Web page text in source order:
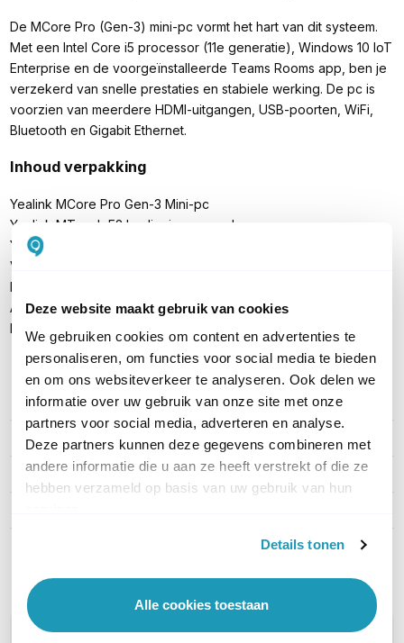
Deze website maakt gebruik van cookies
We gebruiken cookies om content en advertenties te
personaliseren, om functies voor social media te bieden
en om ons websiteverkeer te analyseren. Ook delen we
informatie over uw gebruik van onze site met onze
partners voor social media, adverteren en analyse.
Deze partners kunnen deze gegevens combineren met
andere informatie die u aan ze heeft verstrekt of die ze
hebben verzameld op basis van uw gebruik van hun
Details tonen
Alle cookies toestaan
De MCore Pro (Gen-3) mini-pc vormt het hart van dit systeem.
Met een Intel Core i5 processor (11e generatie), Windows 10 IoT
Enterprise en de voorgeïnstalleerde Teams Rooms app, ben je
verzekerd van snelle prestaties en stabiele werking. De pc is
voorzien van meerdere HDMI-uitgangen, USB-poorten, WiFi,
Bluetooth en Gigabit Ethernet.
Inhoud verpakking
Yealink MCore Pro Gen-3 Mini-pc
Yealink MTouch E2 bedieningspaneel
Yealink UVC84 4K PTZ-camera
Voedingen
Montagemateriaal
Alle benodigde kabels
Installatiehandleiding
PRODUCT DETAILS
Merk
Artikelnummer MVC640-C4-000
WIL JIJ ADVIES OP MAAT?